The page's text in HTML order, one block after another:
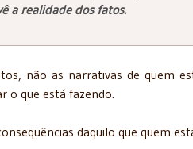
a realidade dos fatos.
não as narrativas de quem
o que está fazendo.
daquilo que quem